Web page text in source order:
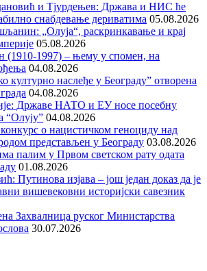
и Тјурдењев: Држава и НИС ће
снабдевање дериватима 05.08.2026
„Олуја“, раскринкавање и крај
05.08.2026
1997) – њему у спомен, на
04.08.2026
културно наслеђе у Београду” отворена
04.08.2026
Државе НАТО и ЕУ носе посебну
“Олују” 04.08.2026
о нацистичком геноциду над
представљен у Београду 03.08.2026
палим у Првом светском рату одата
01.08.2026
Путинова изјава – још један доказ да је
вишевековни историјски савезник
Захвалница руског Министарства
30.07.2026